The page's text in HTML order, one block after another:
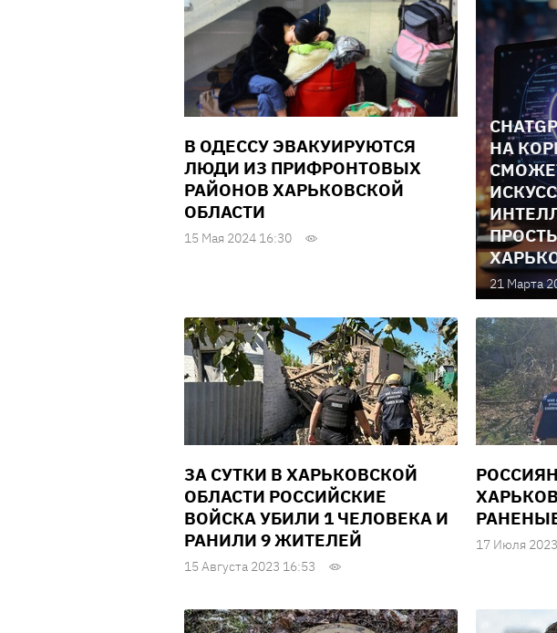
В ОДЕССУ ЭВАКУИРУЮТСЯ
ЛЮДИ ИЗ ПРИФРОНТОВЫХ
РАЙОНОВ ХАРЬКОВСКОЙ
ОБЛАСТИ
15 Мая 2024 16:30
НА
21 Марта
ЗА СУТКИ В ХАРЬКОВСКОЙ
ОБЛАСТИ РОССИЙСКИЕ
ВОЙСКА УБИЛИ 1 ЧЕЛОВЕКА И
РАНИЛИ 9 ЖИТЕЛЕЙ
15 Августа 2023 16:53
17 Июля